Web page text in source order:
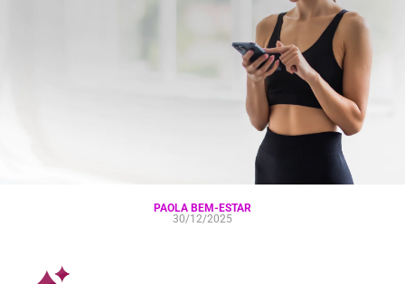
PAOLA BEM-ESTAR
30/12/2025